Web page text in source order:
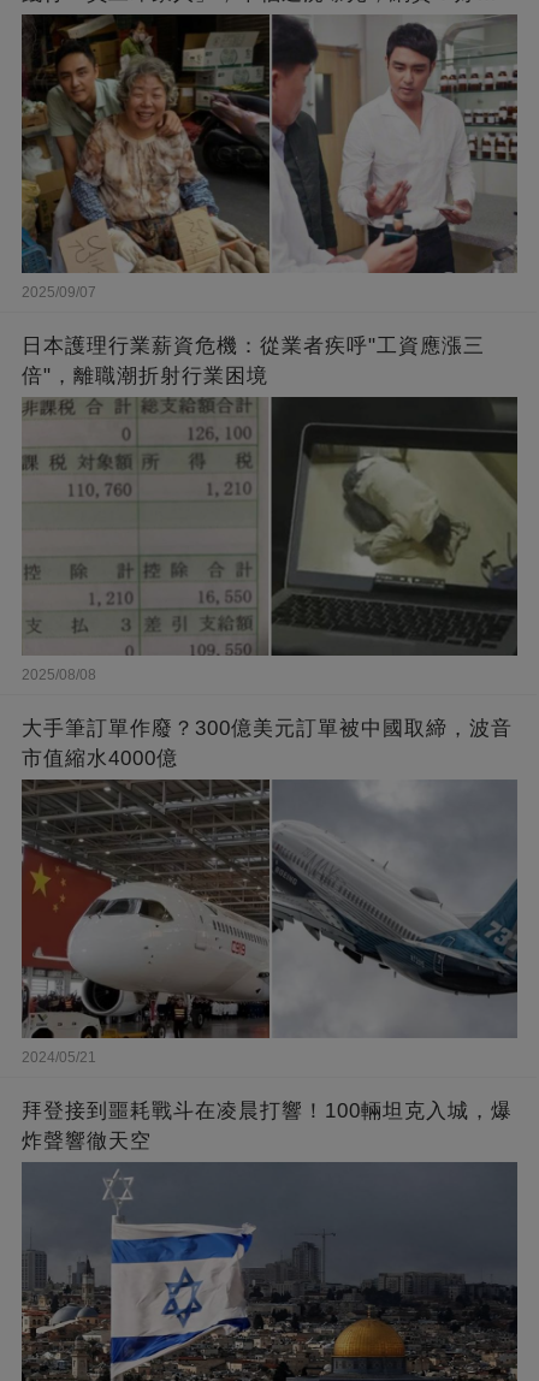
闆的福報
2025/09/07
日本護理行業薪資危機：從業者疾呼"工資應漲三
倍"，離職潮折射行業困境
2025/08/08
大手筆訂單作廢？300億美元訂單被中國取締，波音
市值縮水4000億
2024/05/21
拜登接到噩耗戰斗在凌晨打響！100輛坦克入城，爆
炸聲響徹天空